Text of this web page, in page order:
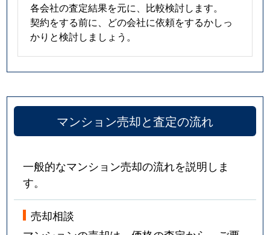
各会社の査定結果を元に、比較検討します。
契約をする前に、どの会社に依頼をするかしっ
かりと検討しましょう。
マンション売却と査定の流れ
一般的なマンション売却の流れを説明しま
す。
売却相談